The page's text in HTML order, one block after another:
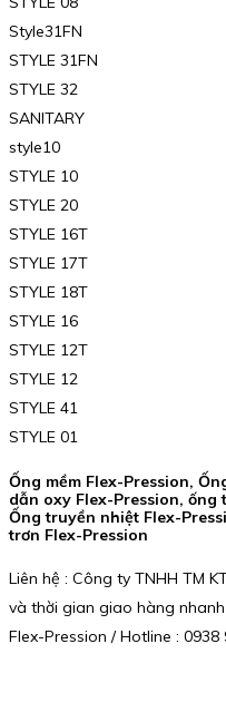
Style31FN
STYLE 31FN
STYLE 32
SANITARY
style10
STYLE 10
STYLE 20
STYLE 16T
STYLE 17T
STYLE 18T
STYLE 16
STYLE 12T
STYLE 12
STYLE 41
STYLE 01
Ống mềm Flex-Pression,
dẫn oxy Flex-Pression, ống
Ống truyền nhiệt Flex-
trơn Flex-Pression
Liên hệ : Công ty TNHH TM
và thời gian giao hàng
Flex-Pression / Hotline : 0938